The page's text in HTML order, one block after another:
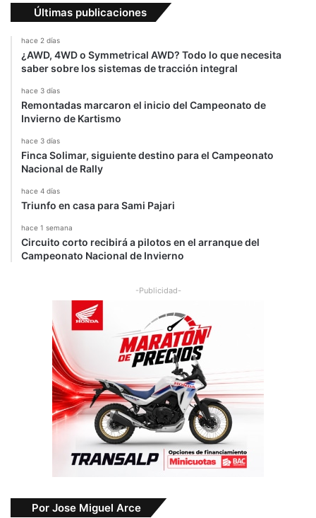
Últimas publicaciones
hace 2 días
¿AWD, 4WD o Symmetrical AWD? Todo lo que necesita
saber sobre los sistemas de tracción integral
hace 3 días
Remontadas marcaron el inicio del Campeonato de
Invierno de Kartismo
hace 3 días
Finca Solimar, siguiente destino para el Campeonato
Nacional de Rally
hace 4 días
Triunfo en casa para Sami Pajari
hace 1 semana
Circuito corto recibirá a pilotos en el arranque del
Campeonato Nacional de Invierno
-Publicidad-
Por Jose Miguel Arce